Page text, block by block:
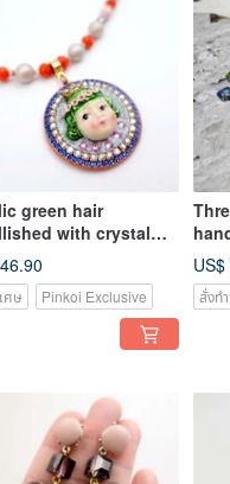
green hair
with crystal
doll decoration
can be
by hand
ศษ Pinkoi Exclusive สั่งท